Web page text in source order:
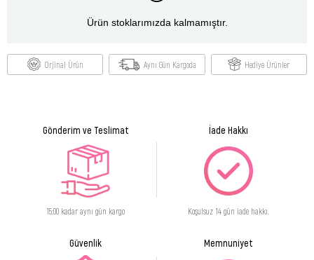
Ürün stoklarımızda kalmamıştır.
Orjinal Ürün Aynı Gün Kargoda Hediye Ürünler
Gönderim ve Teslimat
15:00 kadar aynı gün kargo
İade Hakkı
Koşulsuz 14 gün iade hakkı.
Güvenlik Memnuniyet